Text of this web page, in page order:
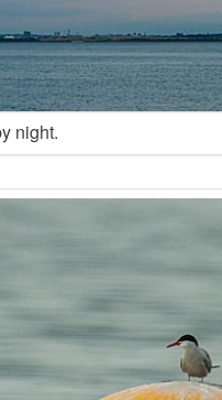
night.